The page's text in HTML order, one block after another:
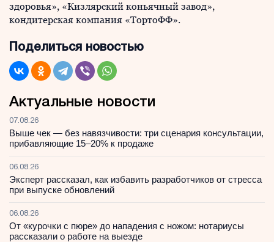
здоровья», «Кизлярский коньячный завод»,
кондитерская компания «ТортоФФ».
Поделиться новостью
Актуальные новости
07.08.26
Выше чек — без навязчивости: три сценария консультации,
прибавляющие 15–20% к продаже
06.08.26
Эксперт рассказал, как избавить разработчиков от стресса
при выпуске обновлений
06.08.26
От «курочки с пюре» до нападения с ножом: нотариусы
рассказали о работе на выезде